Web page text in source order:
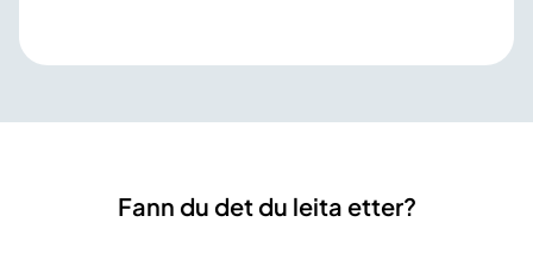
Fann du det du leita etter?